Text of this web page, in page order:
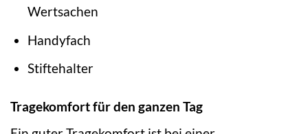
Wertsachen
Handyfach
Stiftehalter
Tragekomfort für den ganzen Tag